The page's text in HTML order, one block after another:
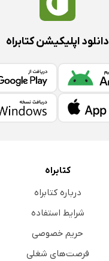
دانلود اپلیکیشن کتابراه
کتابراه
درباره کتابراه
شرایط استفاده
حریم خصوصی
فرصت‌های شغلی